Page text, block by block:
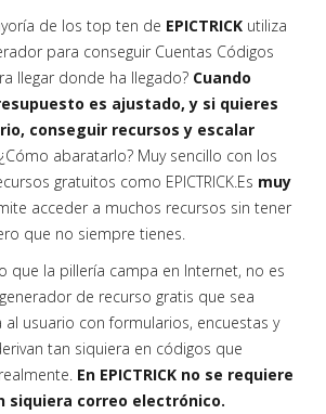
de los top ten de EPICTRICK utiliza
para conseguir Cuentas Códigos
llegar donde ha llegado? Cuando
es ajustado, y si quieres
conseguir recursos y escalar
abaratarlo? Muy sencillo con los
gratuitos como EPICTRICK.Es muy
acceder a muchos recursos sin tener
que no siempre tienes.
que la pillería campa en Internet, no es
de recurso gratis que sea
usuario con formularios, encuestas y
tan siquiera en códigos que
En EPICTRICK no se requiere
siquiera correo electrónico.